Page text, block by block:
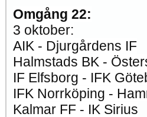
Omgång 22:
3 oktober:
AIK - Djurgårdens IF
Halmstads BK -
IF Elfsborg - IFK
IFK Norrköping -
Kalmar FF - IK Sirius